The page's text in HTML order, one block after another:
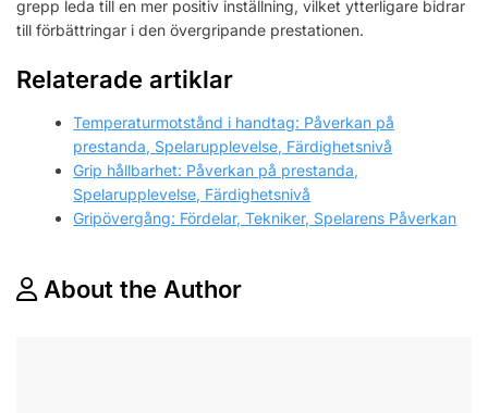
grepp leda till en mer positiv inställning, vilket ytterligare bidrar
till förbättringar i den övergripande prestationen.
Relaterade artiklar
Temperaturmotstånd i handtag: Påverkan på
prestanda, Spelarupplevelse, Färdighetsnivå
Grip hållbarhet: Påverkan på prestanda,
Spelarupplevelse, Färdighetsnivå
Gripövergång: Fördelar, Tekniker, Spelarens Påverkan
About the Author